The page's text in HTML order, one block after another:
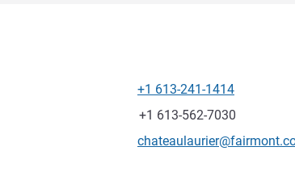
전화
+1 613-241-1414
팩스
+1 613-562-7030
E-mail